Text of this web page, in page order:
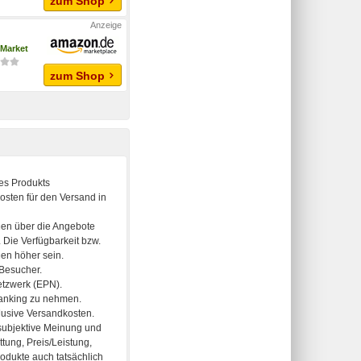
zum Shop